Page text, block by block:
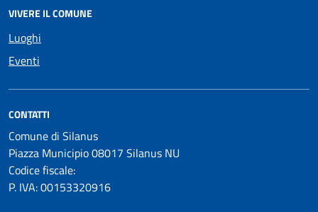
VIVERE IL COMUNE
Luoghi
Eventi
CONTATTI
Comune di Silanus
Piazza Municipio 08017 Silanus NU
Codice fiscale:
P. IVA: 00153320916